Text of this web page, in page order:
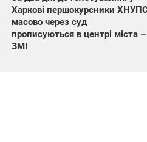
Харкові першокурсники
масово через суд
прописуються в центрі міста –
ЗМІ